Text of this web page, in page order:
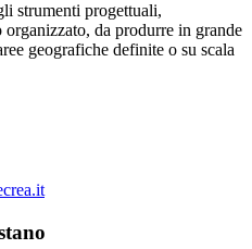
strumenti progettuali,
da produrre in grande
geografiche definite o su scala